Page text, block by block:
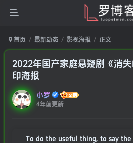
首页 最新动态 影视海报 正文
2022年国产家庭悬疑剧《消
印海报
小罗
4年前更新
To do the useful thing, to say